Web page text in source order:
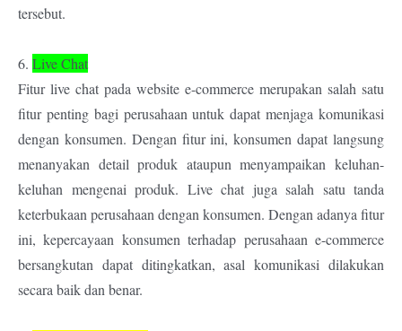
tersebut.
6. Live Chat
Fitur live chat pada website e-commerce merupakan salah satu
fitur penting bagi perusahaan untuk dapat menjaga komunikasi
dengan konsumen. Dengan fitur ini, konsumen dapat langsung
menanyakan detail produk ataupun menyampaikan keluhan-
keluhan mengenai produk. Live chat juga salah satu tanda
keterbukaan perusahaan dengan konsumen. Dengan adanya fitur
ini, kepercayaan konsumen terhadap perusahaan e-commerce
bersangkutan dapat ditingkatkan, asal komunikasi dilakukan
secara baik dan benar.